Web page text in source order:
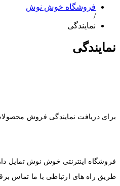
فروشگاه خوش نوش
/
نمایندگی
نمایندگی
برای دریافت نمایندگی فروش
فروشگاه اینترنتی خوش نوش تمایل
طریق راه های ارتباطی با ما تماس